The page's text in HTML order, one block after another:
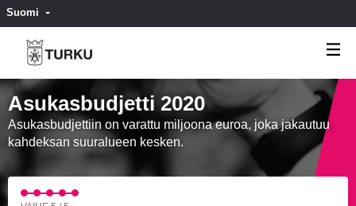
Suomi Valitse kieli
Asukasbudjetti 2020
Asukasbudjettiin on varattu miljoona euroa, joka jakautuu
kahdeksan suuralueen kesken.